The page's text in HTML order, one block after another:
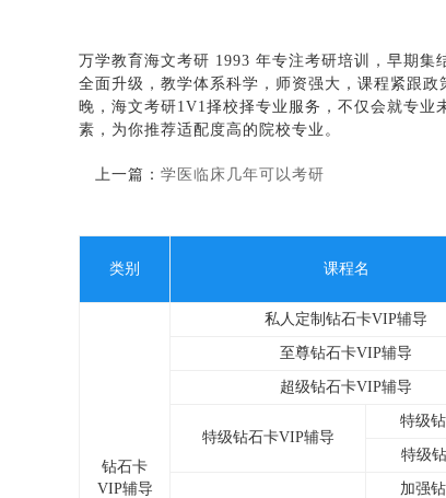
万学教育海文考研 1993 年专注考研培训，早期
全面升级，教学体系科学，师资强大，课程紧跟
晚，海文考研1V1择校择专业服务，不仅会就专业
素，为你推荐适配度高的院校专业。
上一篇： 学医临床几年可以考研
类别 课程名
钻石卡
VIP辅导
私人定制钻石卡VIP辅导
至尊钻石卡VIP辅导
超级钻石卡VIP辅导
特级钻石卡VIP辅导
特级
特级
加强